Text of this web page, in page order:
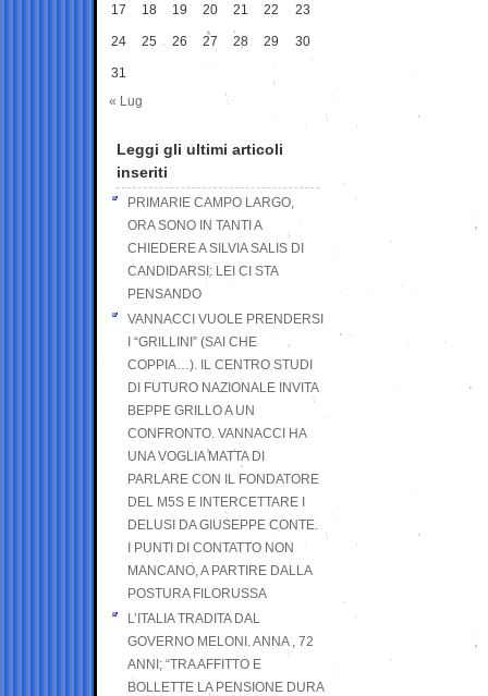
17 18 19 20 21 22 23
24 25 26 27 28 29 30
31
« Lug
Leggi gli ultimi articoli
inseriti
PRIMARIE CAMPO LARGO,
ORA SONO IN TANTI A
CHIEDERE A SILVIA SALIS DI
CANDIDARSI: LEI CI STA
PENSANDO
VANNACCI VUOLE PRENDERSI
I “GRILLINI” (SAI CHE
COPPIA…). IL CENTRO STUDI
DI FUTURO NAZIONALE INVITA
BEPPE GRILLO A UN
CONFRONTO. VANNACCI HA
UNA VOGLIA MATTA DI
PARLARE CON IL FONDATORE
DEL M5S E INTERCETTARE I
DELUSI DA GIUSEPPE CONTE.
I PUNTI DI CONTATTO NON
MANCANO, A PARTIRE DALLA
POSTURA FILORUSSA
L’ITALIA TRADITA DAL
GOVERNO MELONI. ANNA , 72
ANNI; “TRA AFFITTO E
BOLLETTE LA PENSIONE DURA